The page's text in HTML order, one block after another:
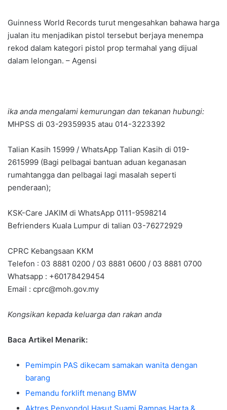
Guinness World Records turut mengesahkan bahawa harga
jualan itu menjadikan pistol tersebut berjaya menempa
rekod dalam kategori pistol prop termahal yang dijual
dalam lelongan. – Agensi
ika anda mengalami kemurungan dan tekanan hubungi:
MHPSS di 03-29359935 atau 014-3223392
Talian Kasih 15999 / WhatsApp Talian Kasih di 019-
2615999 (Bagi pelbagai bantuan aduan keganasan
rumahtangga dan pelbagai lagi masalah seperti
penderaan);
KSK-Care JAKIM di WhatsApp 0111-9598214
Befrienders Kuala Lumpur di talian 03-76272929
CPRC Kebangsaan KKM
Telefon : 03 8881 0200 / 03 8881 0600 / 03 8881 0700
Whatsapp : +60178429454
Email : cprc@moh.gov.my
Kongsikan kepada keluarga dan rakan anda
Baca Artikel Menarik:
Pemimpin PAS dikecam samakan wanita dengan
barang
Pemandu forklift menang BMW